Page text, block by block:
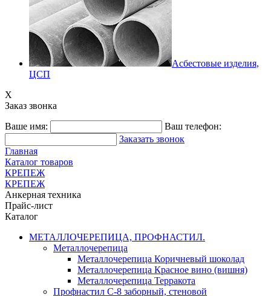
Асбестовые изделия,
ЦСП
X
Заказ звонка
Ваше имя:
Ваш телефон:
Заказать звонок
Главная
Каталог товаров
КРЕПЕЖ
КРЕПЕЖ
Анкерная техника
Прайс-лист
Каталог
МЕТАЛЛОЧЕРЕПИЦА, ПРОФНАСТИЛ.
Металлочерепица
Металлочерепица Коричневый шоколад
Металлочерепица Красное вино (вишня)
Металлочерепица Терракота
Профнастил С-8 заборный, стеновой